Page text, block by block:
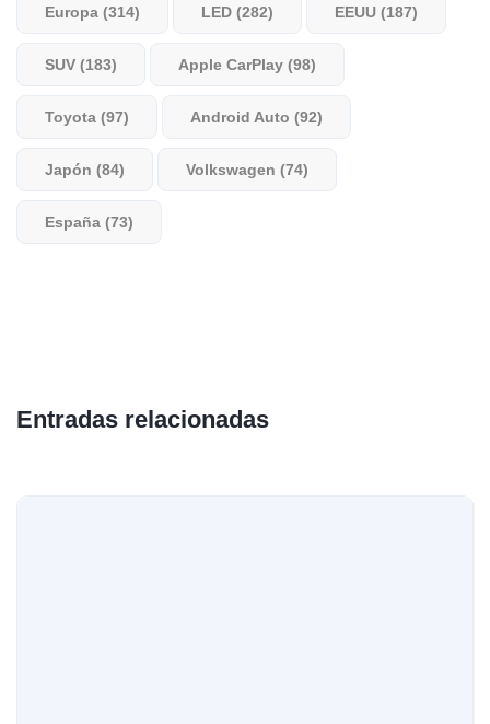
Europa (314) LED (282) EEUU (187)
SUV (183) Apple CarPlay (98)
Toyota (97) Android Auto (92)
Japón (84) Volkswagen (74)
España (73)
Entradas relacionadas